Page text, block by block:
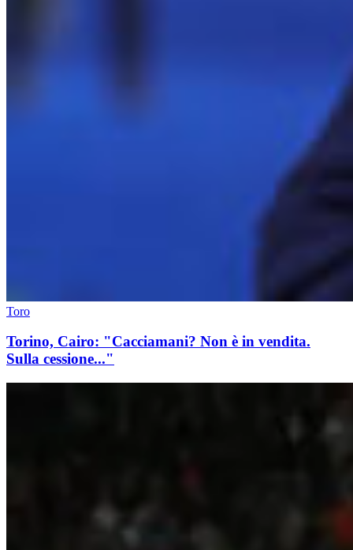
Toro
Torino, Cairo: "Cacciamani? Non è in vendita.
Sulla cessione..."